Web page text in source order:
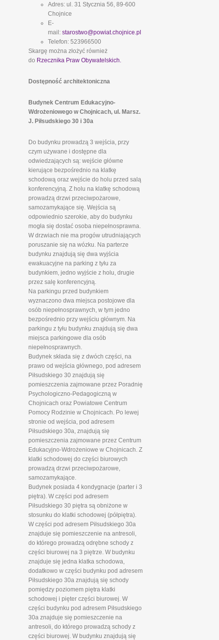
Adres: ul. 31 Stycznia 56, 89-600
Chojnice
E-
mail: starostwo@powiat.chojnice.pl
Telefon: 523966500
Skargę można złożyć również
do Rzecznika Praw Obywatelskich.
Dostępność architektoniczna
Budynek Centrum Edukacyjno-
Wdrożeniowego w Chojnicach, ul. Marsz.
J. Piłsudskiego 30 i 30a
Do budynku prowadzą 3 wejścia, przy
czym używane i dostępne dla
odwiedzających są: wejście główne
kierujące bezpośrednio na klatkę
schodową oraz wejście do holu przed salą
konferencyjną. Z holu na klatkę schodową
prowadzą drzwi przeciwpożarowe,
samozamykające się. Wejścia są
odpowiednio szerokie, aby do budynku
mogła się dostać osoba niepełnosprawna.
W drzwiach nie ma progów utrudniających
poruszanie się na wózku. Na parterze
budynku znajdują się dwa wyjścia
ewakuacyjne na parking z tyłu za
budynkiem, jedno wyjście z holu, drugie
przez salę konferencyjną.
Na parkingu przed budynkiem
wyznaczono dwa miejsca postojowe dla
osób niepełnosprawnych, w tym jedno
bezpośrednio przy wejściu głównym. Na
parkingu z tyłu budynku znajdują się dwa
miejsca parkingowe dla osób
niepełnosprawnych.
Budynek składa się z dwóch części, na
prawo od wejścia głównego, pod adresem
Piłsudskiego 30 znajdują się
pomieszczenia zajmowane przez Poradnię
Psychologiczno-Pedagogiczną w
Chojnicach oraz Powiatowe Centrum
Pomocy Rodzinie w Chojnicach. Po lewej
stronie od wejścia, pod adresem
Piłsudskiego 30a, znajdują się
pomieszczenia zajmowane przez Centrum
Edukacyjno-Wdrożeniowe w Chojnicach. Z
klatki schodowej do części biurowych
prowadzą drzwi przeciwpożarowe,
samozamykające.
Budynek posiada 4 kondygnacje (parter i 3
piętra). W części pod adresem
Piłsudskiego 30 piętra są obniżone w
stosunku do klatki schodowej (półpiętra).
W części pod adresem Piłsudskiego 30a
znajduje się pomieszczenie na antresoli,
do którego prowadzą odrębne schody z
części biurowej na 3 piętrze. W budynku
znajduje się jedna klatka schodowa,
dodatkowo w części budynku pod adresem
Piłsudskiego 30a znajdują się schody
pomiędzy poziomem piętra klatki
schodowej i pięter części biurowej. W
części budynku pod adresem Piłsudskiego
30a znajduje się pomieszczenie na
antresoli, do którego prowadzą schody z
części biurowej. W budynku znajdują się